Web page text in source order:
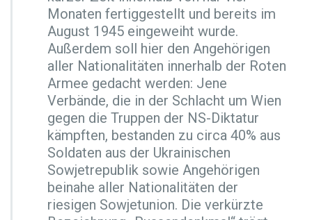
m
W
h
l
l
i
c
h
f
c
h
Monaten fertiggestellt und bereits im
August 1945 eingeweiht wurde.
Außerdem soll hier den Angehörigen
aller Nationalitäten innerhalb der Roten
Armee gedacht werden: Jene
Verbände, die in der Schlacht um Wien
gegen die Truppen der NS-Diktatur
kämpften, bestanden zu circa 40% aus
Soldaten aus der Ukrainischen
Sowjetrepublik sowie Angehörigen
beinahe aller Nationalitäten der
riesigen Sowjetunion. Die verkürzte